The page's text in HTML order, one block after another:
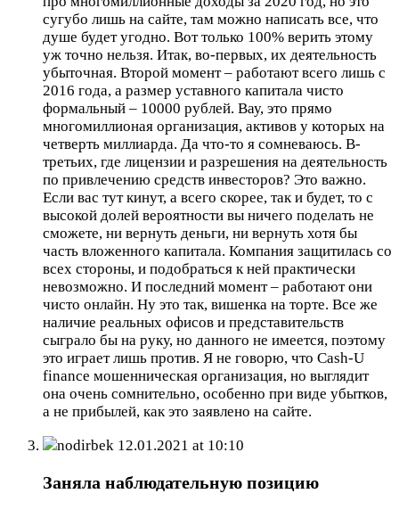
сугубо лишь на сайте, там можно написать все, что
душе будет угодно. Вот только 100% верить этому
уж точно нельзя. Итак, во-первых, их деятельность
убыточная. Второй момент – работают всего лишь с
2016 года, а размер уставного капитала чисто
формальный – 10000 рублей. Вау, это прямо
многомиллионая организация, активов у которых на
четверть миллиарда. Да что-то я сомневаюсь. В-
третьих, где лицензии и разрешения на деятельность
по привлечению средств инвесторов? Это важно.
Если вас тут кинут, а всего скорее, так и будет, то с
высокой долей вероятности вы ничего поделать не
сможете, ни вернуть деньги, ни вернуть хотя бы
часть вложенного капитала. Компания защитилась со
всех стороны, и подобраться к ней практически
невозможно. И последний момент – работают они
чисто онлайн. Ну это так, вишенка на торте. Все же
наличие реальных офисов и представительств
сыграло бы на руку, но данного не имеется, поэтому
это играет лишь против. Я не говорю, что Cash-U
finance мошенническая организация, но выглядит
она очень сомнительно, особенно при виде убытков,
а не прибылей, как это заявлено на сайте.
nodirbek 12.01.2021 at 10:10
Заняла наблюдательную позицию